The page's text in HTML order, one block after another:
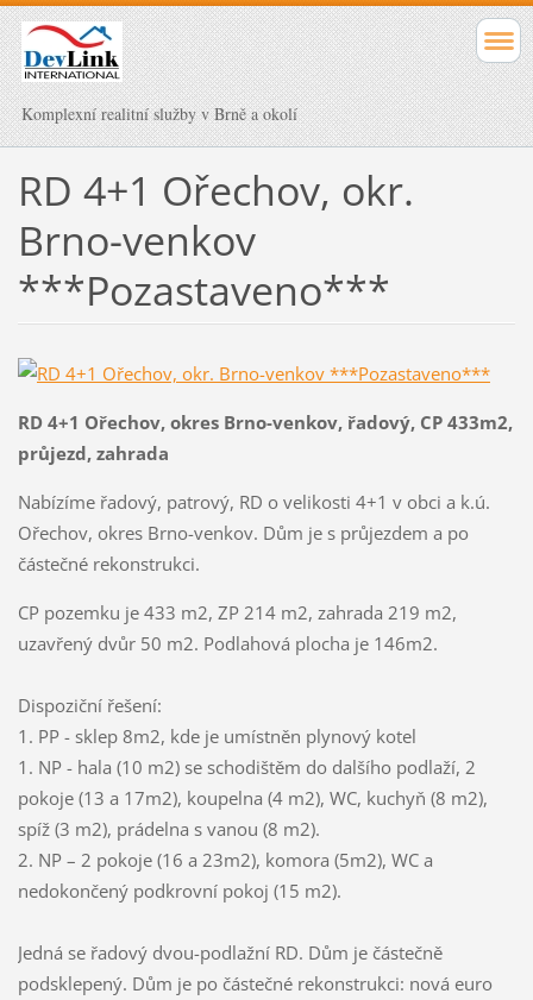
Komplexní realitní služby v Brně a okolí
RD 4+1 Ořechov, okr.
Brno-venkov
***Pozastaveno***
RD 4+1 Ořechov, okres Brno-venkov, řadový, CP 433m2,
průjezd, zahrada
Nabízíme řadový, patrový, RD o velikosti 4+1 v obci a k.ú.
Ořechov, okres Brno-venkov. Dům je s průjezdem a po
částečné rekonstrukci.
CP pozemku je 433 m2, ZP 214 m2, zahrada 219 m2,
uzavřený dvůr 50 m2. Podlahová plocha je 146m2.
Dispoziční řešení:
1. PP - sklep 8m2, kde je umístněn plynový kotel
1. NP - hala (10 m2) se schodištěm do dalšího podlaží, 2
pokoje (13 a 17m2), koupelna (4 m2), WC, kuchyň (8 m2),
spíž (3 m2), prádelna s vanou (8 m2).
2. NP – 2 pokoje (16 a 23m2), komora (5m2), WC a
nedokončený podkrovní pokoj (15 m2).
Jedná se řadový dvou-podlažní RD. Dům je částečně
podsklepený. Dům je po částečné rekonstrukci: nová euro